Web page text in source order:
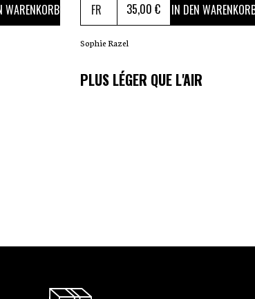
WARENKORB 35,00 € IN DEN
Sophie Razel
PLUS LÉGER QUE L'AIR